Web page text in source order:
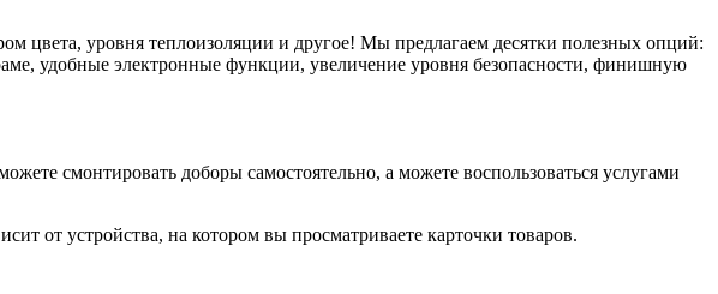
цвета, уровня теплоизоляции и другое! Мы предлагаем десятки полезных опций:
удобные электронные функции, увеличение уровня безопасности, финишную
смонтировать доборы самостоятельно, а можете воспользоваться услугами
от устройства, на котором вы просматриваете карточки товаров.